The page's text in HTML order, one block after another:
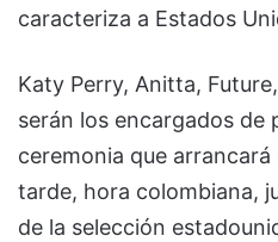
caracteriza a Estados
Katy Perry, Anitta,
serán los encargados de
ceremonia que
tarde, hora colombiana,
de la selección